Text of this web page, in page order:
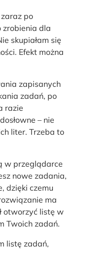
po
zrobienia dla
skupiałam się
Efekt można
zapisanych
zadań, po
razie
– nie
liter. Trzeba to
w przeglądarce
nowe zadania,
dzięki czemu
ma
otworzyć listę w
Twoich zadań.
listę zadań,